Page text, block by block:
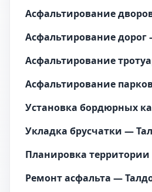
Асфальтирование
Асфальтирование
Асфальтирование
Асфальтирование
Установка бордюрных
Укладка брусчатки —
Планировка
Ремонт асфальта —